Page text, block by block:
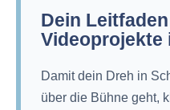
Dein
Videoprojekte
Damit dein Dreh in
über die Bühne geht,